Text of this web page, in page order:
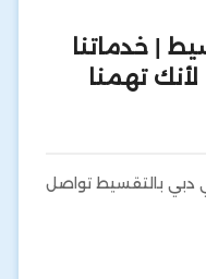
| خدماتنا
تهمنا
بالتقسيط تواصل